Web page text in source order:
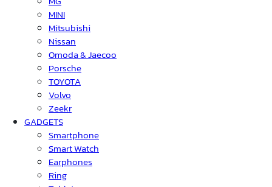
MINI
Mitsubishi
Nissan
Omoda & Jaecoo
Porsche
TOYOTA
Volvo
Zeekr
GADGETS
Smartphone
Smart Watch
Earphones
Ring